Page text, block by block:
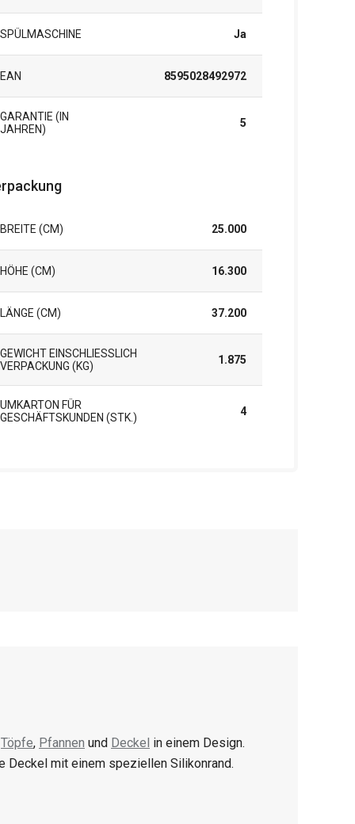
SPÜLMASCHINE Ja
EAN 8595028492972
GARANTIE (IN
JAHREN)
5
BREITE (CM) 25.000
HÖHE (CM) 16.300
LÄNGE (CM) 37.200
GEWICHT EINSCHLIESSLICH V
ERPACKUNG (KG)
1.875
UMKARTON FÜR
GESCHÄFTSKUNDEN (STK.)
4
Töpfe, Pfannen und Deckel in einem Design.
Deckel mit einem speziellen Silikonrand.